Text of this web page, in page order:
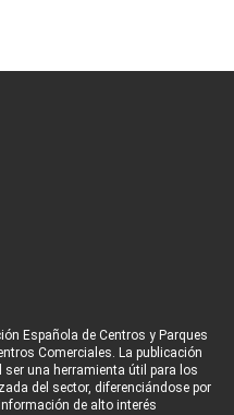
Española de Centros y Parques
Comerciales. La publicación
una herramienta útil para los
del sector, diferenciándose por
de alto interés